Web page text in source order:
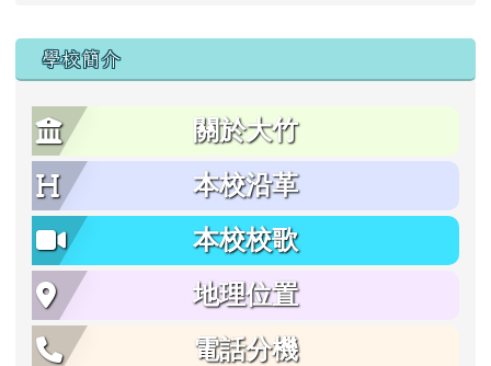
學校簡介
關於大竹
本校沿革
本校校歌
地理位置
電話分機